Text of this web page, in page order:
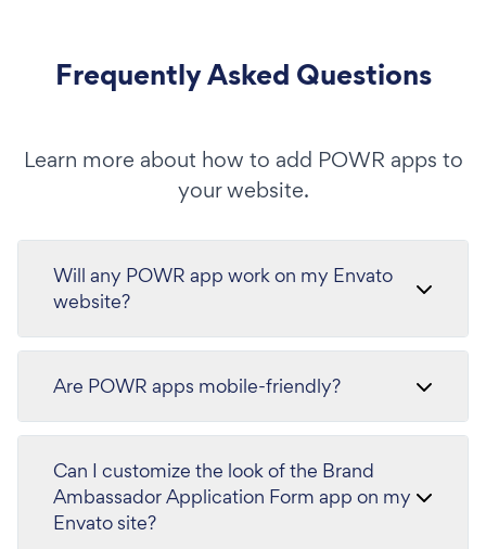
Frequently Asked Questions
Learn more about how to add POWR apps to
your website.
Will any POWR app work on my Envato
website?
Are POWR apps mobile-friendly?
Can I customize the look of the Brand
Ambassador Application Form app on my
Envato site?